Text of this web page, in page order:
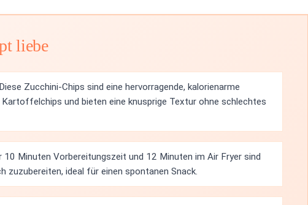
liebe
Diese Zucchini-Chips sind eine hervorragende, kalorienarme
und bieten eine knusprige Textur ohne schlechtes
10 Minuten Vorbereitungszeit und 12 Minuten im Air Fryer sind
zuzubereiten, ideal für einen spontanen Snack.